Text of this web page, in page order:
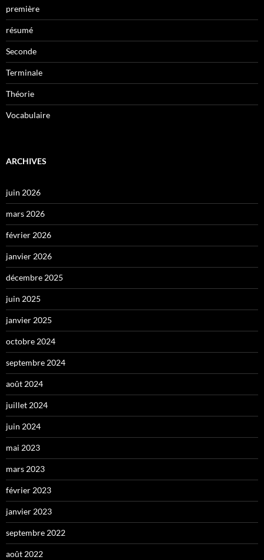
première
résumé
Seconde
Terminale
Théorie
Vocabulaire
ARCHIVES
juin 2026
mars 2026
février 2026
janvier 2026
décembre 2025
juin 2025
janvier 2025
octobre 2024
septembre 2024
août 2024
juillet 2024
juin 2024
mai 2023
mars 2023
février 2023
janvier 2023
septembre 2022
août 2022